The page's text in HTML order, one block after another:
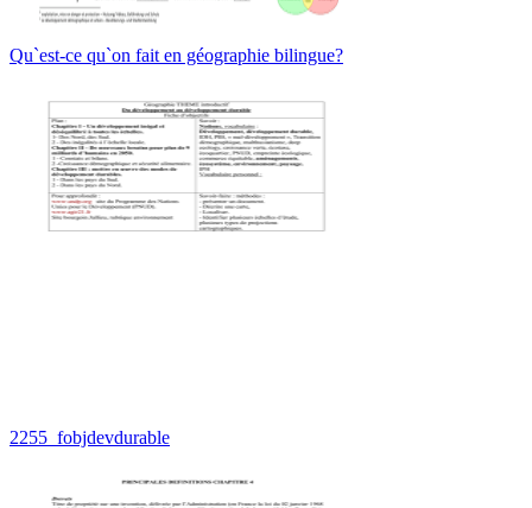
Qu`est-ce qu`on fait en géographie bilingue?
2255_fobjdevdurable